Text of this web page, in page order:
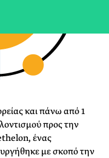
και πάνω από 1
προς την
ένας
με σκοπό την